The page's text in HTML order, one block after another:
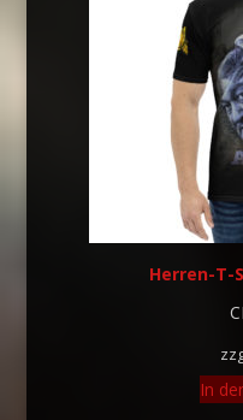
Herren-T-
In